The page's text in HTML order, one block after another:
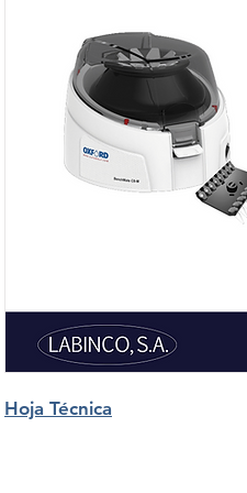
Hoja Técnica